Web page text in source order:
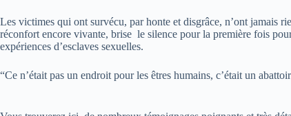
Les victimes qui ont survécu, par honte et disgrâce, n’ont jamais
réconfort encore vivante, brise le silence pour la première fois
expériences d’esclaves sexuelles.
“Ce n’était pas un endroit pour les êtres humains, c’était un